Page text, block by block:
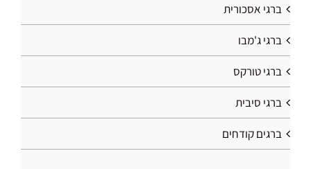
ברגי אסכורית
ברגי ג'מבו
ברגי טורקס
ברגי סיבית
ברגים קודחים